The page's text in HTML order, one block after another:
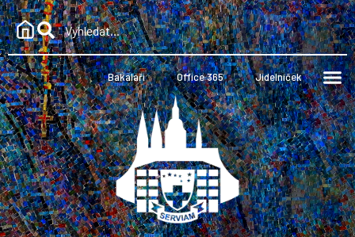
Bakaláři Office 365 Jídelníček